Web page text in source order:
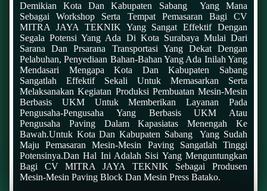
Demikian Kota Dan Kabupaten Sabang Yang Mana
Sebagai Workshop Serta Tempat Pemasaran Bagi CV
MITRA JAYA TEKNIK Yang Sangat Effektif Dengan
Segala Potensi Yang Ada Di Kota Surabaya Mulai Dari
Sarana Dan Prsarana Transportasi Yang Dekat Dengan
Pelabuhan, Penyediaan Bahan-Bahan Yang Ada Inilah Yang
Mendasari Mengapa Kota Dan Kabupaten Sabang
Sangatlah Effektif Sekali Untuk Memasarkan Serta
Melaksanakan Kegiatan Produksi Pembuatan Mesin-Mesin
Berbasis UKM Untuk Memberikan Layanan Pada
Pengusaha-Pengusaha Yang Berbasis UKM Atau
Pengusaha Paving Dalam Kapasiatas Menengah Ke
Bawah.Untuk Kota Dan Kabupaten Sabang Yang Sudah
Maju Pemasaran Mesin-Mesin Paving Sangatlah Tinggi
Potensinya.dan Hal Ini Adalah Sisi Yang Menguntungkan
Bagi CV MITRA JAYA TEKNIK Sebagai Produsen
Mesin-Mesin Paving Block Dan Mesin Press Batako.